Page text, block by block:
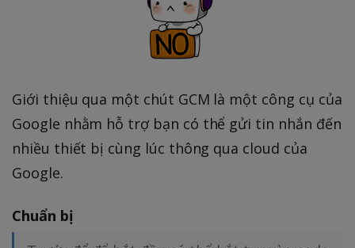
Giới thiệu qua một chút GCM là một công cụ của
Google nhằm hỗ trợ bạn có thể gửi tin nhắn đến
nhiều thiết bị cùng lúc thông qua cloud của
Google.
Chuẩn bị